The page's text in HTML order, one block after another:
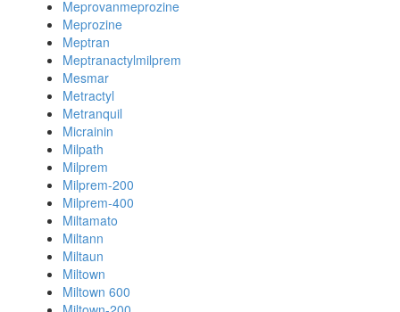
Meprovanmeprozine
Meprozine
Meptran
Meptranactylmilprem
Mesmar
Metractyl
Metranquil
Micrainin
Milpath
Milprem
Milprem-200
Milprem-400
Miltamato
Miltann
Miltaun
Miltown
Miltown 600